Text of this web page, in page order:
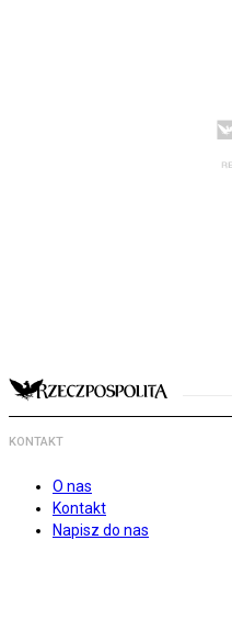
KONTAKT
O nas
Kontakt
Napisz do nas